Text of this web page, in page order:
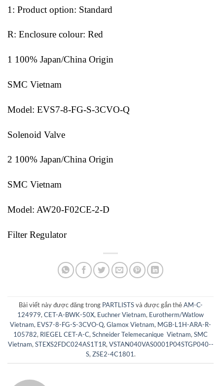
1: Product option: Standard
R: Enclosure colour: Red
1 100% Japan/China Origin
SMC Vietnam
Model: EVS7-8-FG-S-3CVO-Q
Solenoid Valve
2 100% Japan/China Origin
SMC Vietnam
Model: AW20-F02CE-2-D
Filter Regulator
Bài viết này được đăng trong PARTLISTSvà được gắn thẻAM-C-
124979, CET-A-BWK-50X, Euchner Vietnam, Eurotherm/Watlow
Vietnam, EVS7-8-FG-S-3CVO-Q, Glamox Vietnam, MGB-L1H-ARA-R-
105782, RIEGEL CET-A-C, Schneider Telemecanique Vietnam, SMC
Vietnam, STEXS2FDC024AS1T1R, VSTAN040VAS0001P04STGP040--
S, ZSE2-4C1801.